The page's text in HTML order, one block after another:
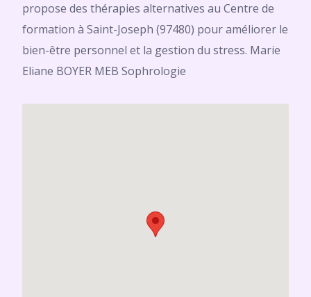
propose des thérapies alternatives au Centre de
formation à Saint-Joseph (97480) pour améliorer le
bien-être personnel et la gestion du stress. Marie
Eliane BOYER MEB Sophrologie